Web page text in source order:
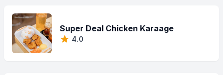
Super Deal Chicken Karaage
4.0